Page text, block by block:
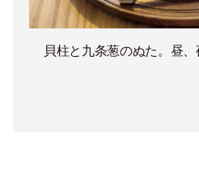
貝柱と九条葱のぬた。昼、